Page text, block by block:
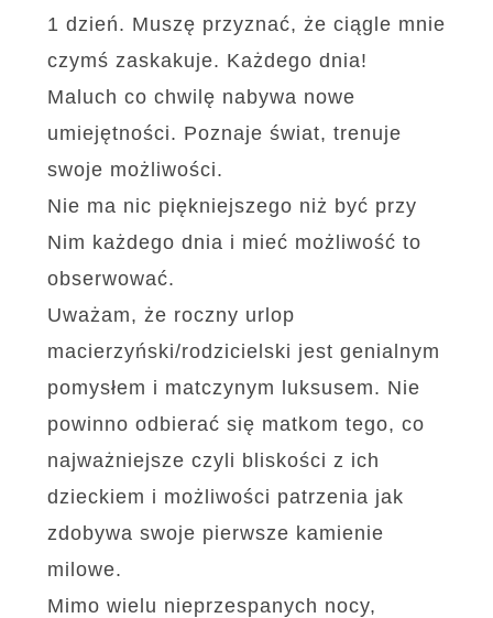
1 dzień. Muszę przyznać, że ciągle mnie
czymś zaskakuje. Każdego dnia!
Maluch co chwilę nabywa nowe
umiejętności. Poznaje świat, trenuje
swoje możliwości.
Nie ma nic piękniejszego niż być przy
Nim każdego dnia i mieć możliwość to
obserwować.
Uważam, że roczny urlop
macierzyński/rodzicielski jest genialnym
pomysłem i matczynym luksusem. Nie
powinno odbierać się matkom tego, co
najważniejsze czyli bliskości z ich
dzieckiem i możliwości patrzenia jak
zdobywa swoje pierwsze kamienie
milowe.
Mimo wielu nieprzespanych nocy,